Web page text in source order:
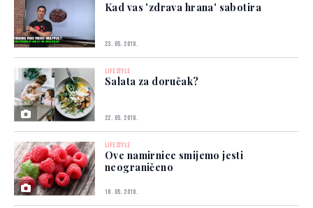
Kad vas 'zdrava hrana' sabotira
23. 05. 2018.
LIFESTYLE
Salata za doručak?
22. 05. 2018.
LIFESTYLE
Ove namirnice smijemo jesti
neograničeno
18. 05. 2018.